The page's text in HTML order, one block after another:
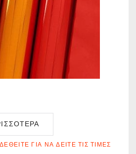
ΓΙΑ ΝΑ ΔΕΊΤΕ ΤΙΣ ΤΙΜΈΣ